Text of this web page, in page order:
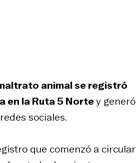
animal se registró
en la Ruta 5 Nortey generó
sociales.
que comenzó a circular